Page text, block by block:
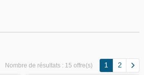
Nombre de résultats : 15 offre(s) 1 2